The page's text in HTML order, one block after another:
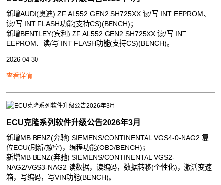
新增AUDI(奥迪) ZF AL552 GEN2 SH725XX 读/写 INT EEPROM、
读/写 INT FLASH功能(支持CS)(BENCH)；
新增BENTLEY(宾利) ZF AL552 GEN2 SH725XX 读/写 INT
EEPROM、读/写 INT FLASH功能(支持CS)(BENCH)。
2026-04-30
查看详情
ECU克隆系列软件升级公告2026年3月
新增MB BENZ(奔驰) SIEMENS/CONTINENTAL VGS4-0-NAG2 复
位ECU(刷新/擦空)，编程功能(OBD/BENCH)；
新增MB BENZ(奔驰) SIEMENS/CONTINENTAL VGS2-
NAG2/VGS3-NAG2 读数据，读编码，数据转移(个性化)，激活变速
箱，写编码，写VIN功能(BENCH)。